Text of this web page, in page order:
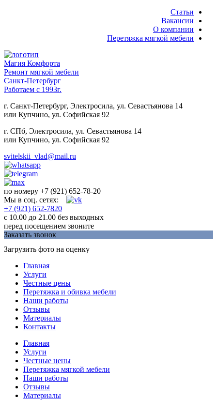
Статьи
Вакансии
О компании
Перетяжка мягкой мебели
Магия Комфорта
Ремонт мягкой мебели
Санкт-Петербург
Работаем с 1993г.
г. Санкт-Петербург, Электросила, ул. Севастьянова 14
или Купчино, ул. Софийская 92
г. СПб, Электросила, ул. Севастьянова 14
или Купчино, ул. Софийская 92
svitelskii_vlad@mail.ru
по номеру +7 (921) 652-78-20
Мы в соц. сетях:
+7 (921) 652-7820
c 10.00 до 21.00 без выходных
перед посещением звоните
Заказать звонок
Загрузить фото на оценку
Главная
Услуги
Честные цены
Перетяжка и обивка мебели
Наши работы
Отзывы
Материалы
Контакты
Главная
Услуги
Честные цены
Перетяжка мягкой мебели
Наши работы
Отзывы
Материалы